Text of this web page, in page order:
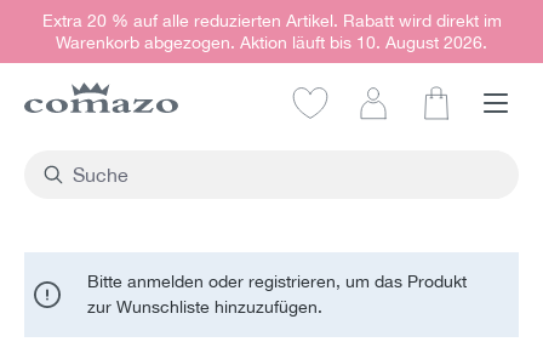
springen
Extra 20 % auf alle reduzierten Artikel. Rabatt wird direkt im
Warenkorb abgezogen. Aktion läuft bis 10. August 2026.
Bitte anmelden oder registrieren, um das Produkt
zur Wunschliste hinzuzufügen.